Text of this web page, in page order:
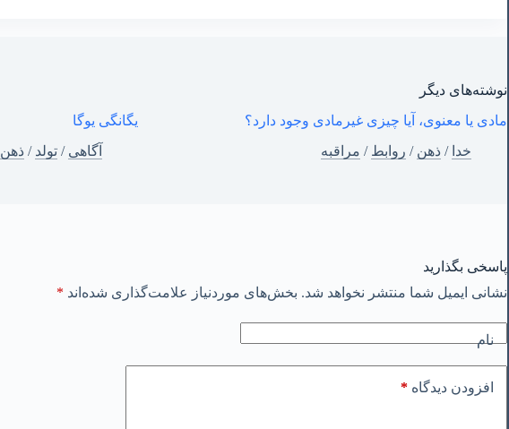
نوشته‌های‌ دیگر
مادی یا معنوی، آیا چیزی غیرمادی وجود دارد؟
خدا / ذهن / روابط / مراقبه
یگانگی یوگا
آگاهی / تولد / ذهن
پاسخی بگذارید
نشانی ایمیل شما منتشر نخواهد شد. بخش‌های موردنیاز علامت‌گذاری شده‌اند *
نام
افزودن دیدگاه *